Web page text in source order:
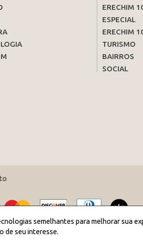
ERECHIM
ESPECIAL
ERECHIM
TURISMO
BAIRROS
SOCIAL
semelhantes para melhorar sua
de seu interesse.